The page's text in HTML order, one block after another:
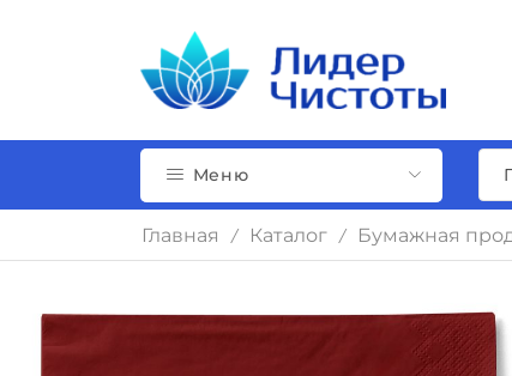
Меню
Главная / Каталог / Бумажная